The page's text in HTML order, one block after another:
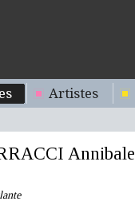
Artistes
Annibale